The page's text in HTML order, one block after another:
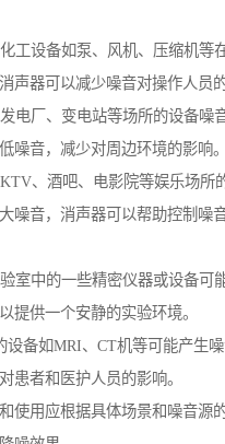
工设备如泵、风机、压缩机等
声器可以减少噪音对操作人员的
电厂、变电站等场所的设备噪
噪音，减少对周边环境的影响。
、酒吧、电影院等娱乐场所
噪音，消声器可以帮助控制噪音
室中的一些精密仪器或设备可
提供一个安静的实验环境。
设备如MRI、CT机等可能产生
患者和医护人员的影响。
使用应根据具体场景和噪音源